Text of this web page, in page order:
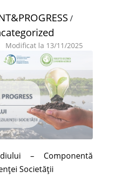
/
Modificat la 13/11/2025
– Componentă
Societății